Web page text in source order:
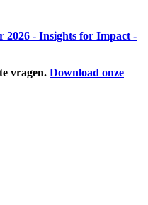
- Insights for Impact -
vragen. Download onze